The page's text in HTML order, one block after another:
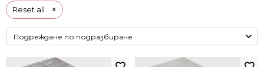
Reset all ×